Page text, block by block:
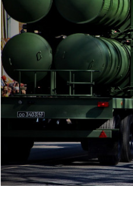
0:00 / 0:00
Александр Дрозденко/